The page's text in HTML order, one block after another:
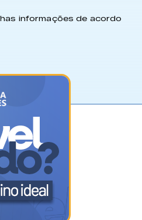
informações de acordo